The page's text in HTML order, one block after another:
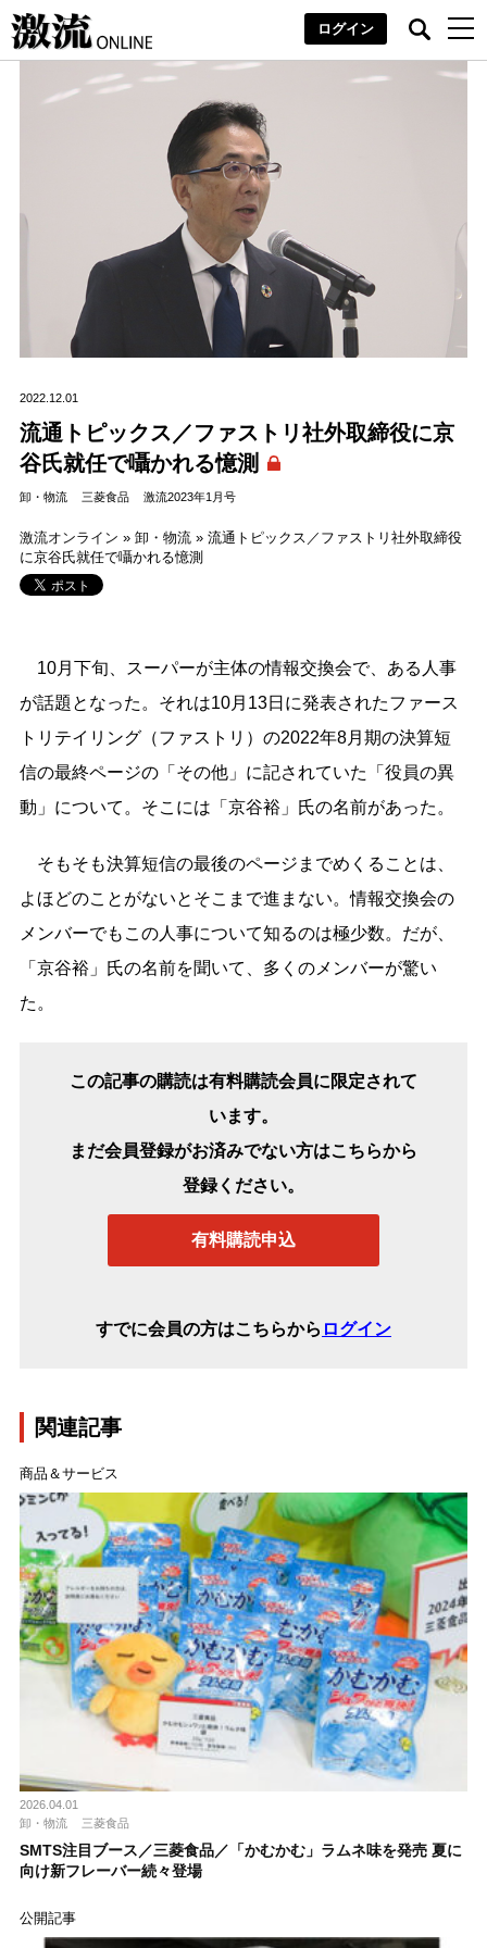
ログイン
2022.12.01
流通トピックス／ファストリ社外取締役に京
谷氏就任で囁かれる憶測
卸・物流 三菱食品 激流2023年1月号
激流オンライン » 卸・物流» 流通トピックス／ファストリ社外取締役
に京谷氏就任で囁かれる憶測
10月下旬、スーパーが主体の情報交換会で、ある人事
が話題となった。それは10月13日に発表されたファース
トリテイリング（ファストリ）の2022年8月期の決算短
信の最終ページの「その他」に記されていた「役員の異
動」について。そこには「京谷裕」氏の名前があった。
そもそも決算短信の最後のページまでめくることは、
よほどのことがないとそこまで進まない。情報交換会の
メンバーでもこの人事について知るのは極少数。だが、
「京谷裕」氏の名前を聞いて、多くのメンバーが驚い
た。
この記事の購読は有料購読会員に限定されて
います。
まだ会員登録がお済みでない方はこちらから
登録ください。
有料購読申込
すでに会員の方はこちらから ログイン
関連記事
商品＆サービス
2026.04.01
卸・物流
三菱食品
SMTS注目ブース／三菱食品／「かむかむ」ラムネ味を発売 夏に
向け新フレーバー続々登場
公開記事